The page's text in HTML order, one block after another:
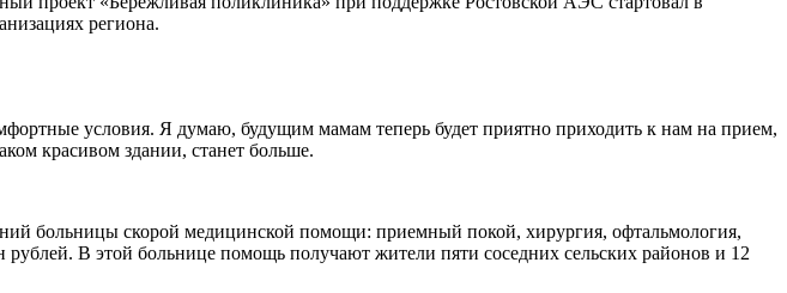
региона.
условия. Я думаю, будущим мамам теперь будет приятно приходить к нам на прием,
красивом здании, станет больше.
больницы скорой медицинской помощи: приемный покой, хирургия, офтальмология,
В этой больнице помощь получают жители пяти соседних сельских районов и 12